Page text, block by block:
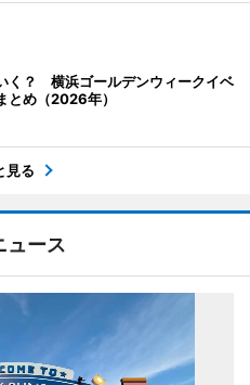
く？ 横浜ゴールデンウィークイベ
とめ（2026年）
見る
ュース